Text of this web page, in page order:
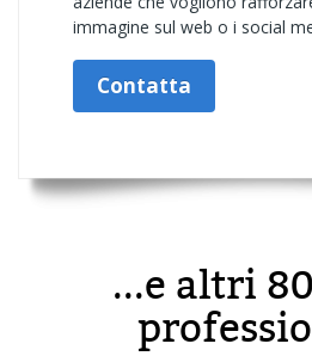
immagine sul web o i social
Contatta
...e altri